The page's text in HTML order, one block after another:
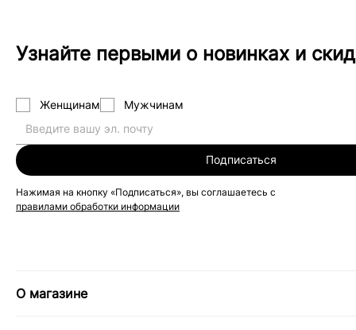
Узнайте первыми о новинках и
Женщинам Мужчинам
Подписаться
Нажимая на кнопку «Подписаться», вы соглашаетесь с
правилами обработки информации
О магазине